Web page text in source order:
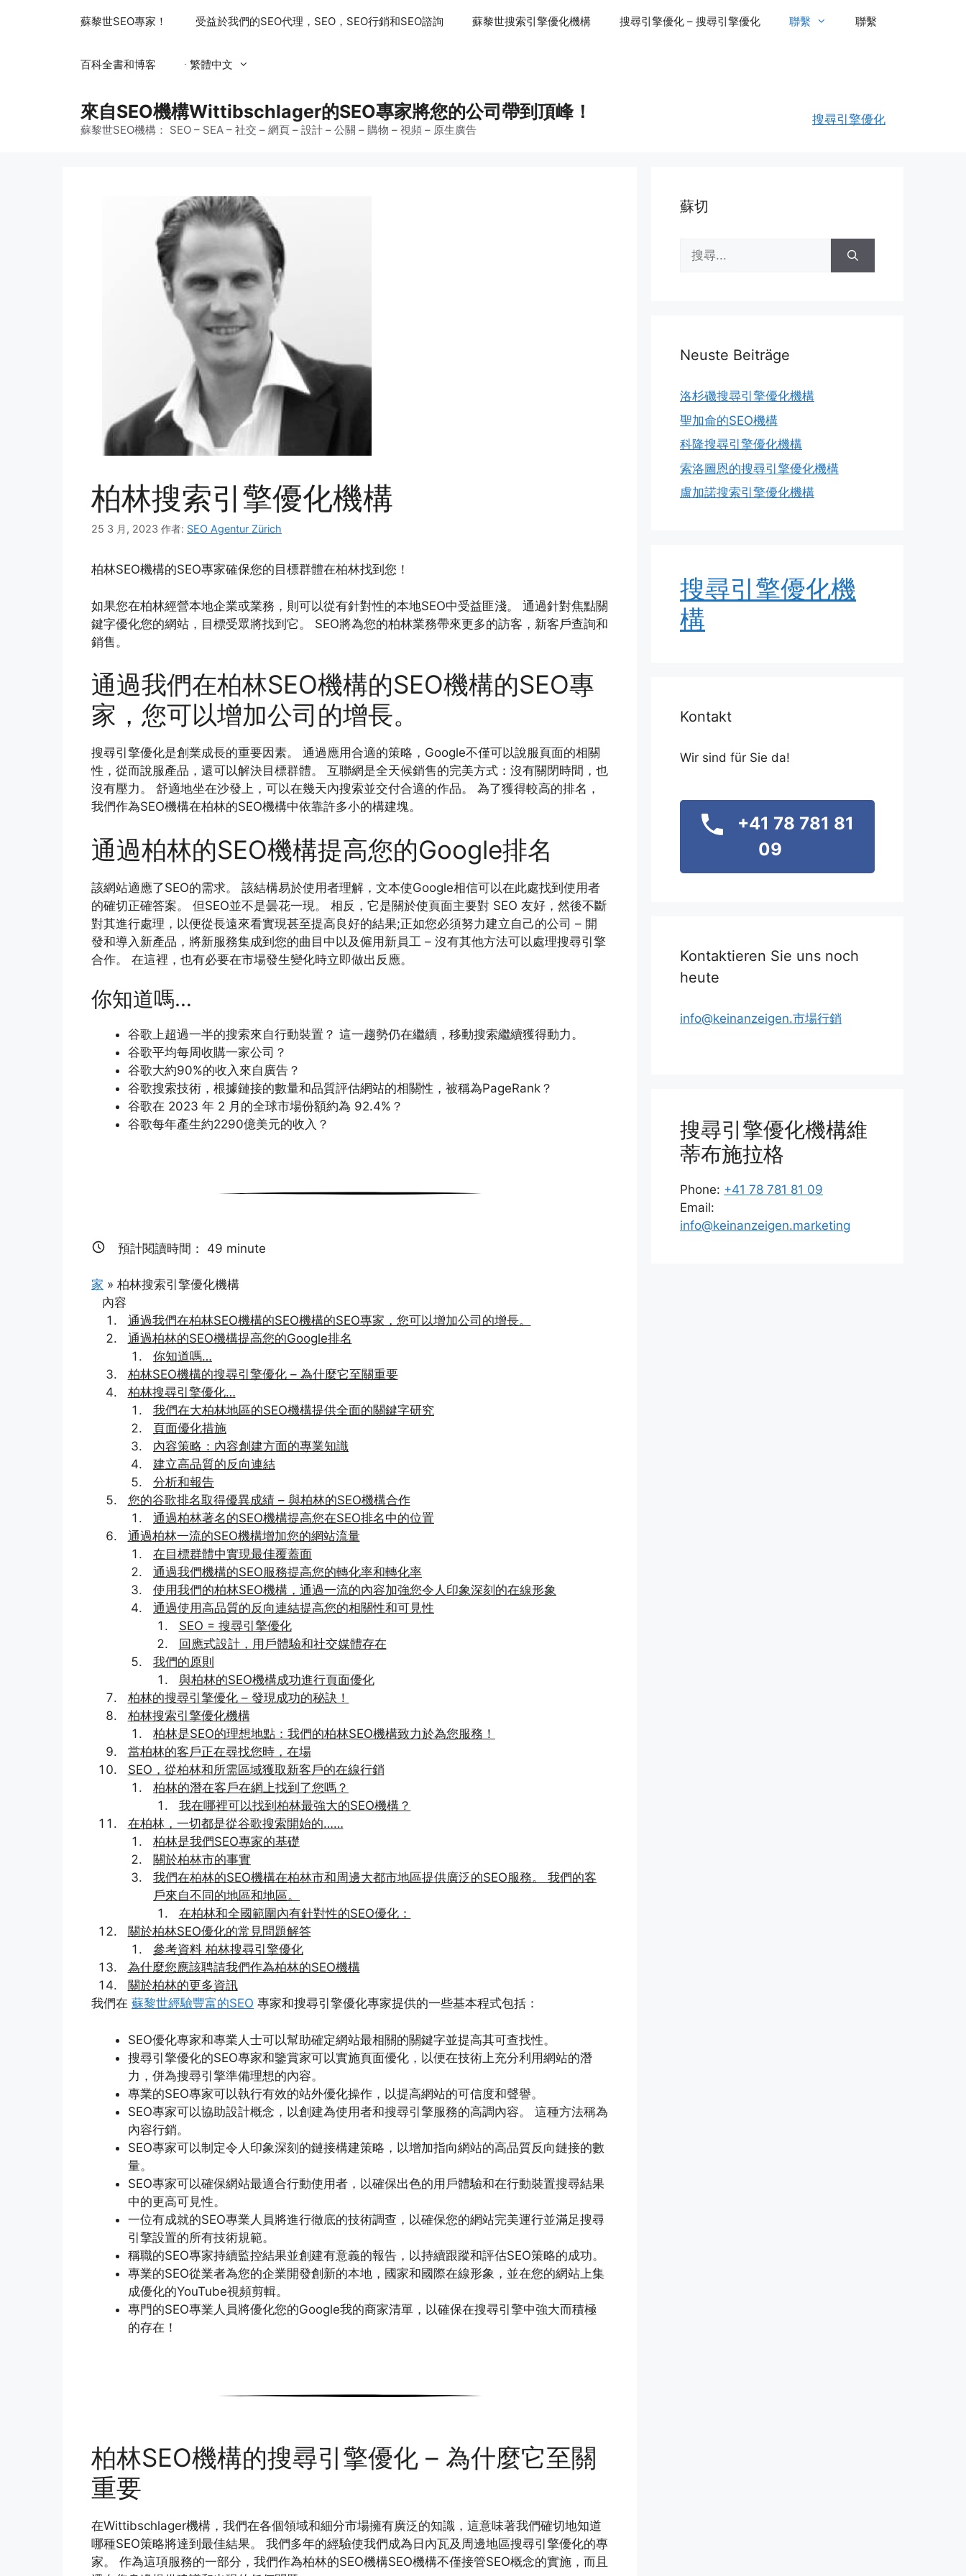
蘇黎世SEO專家！ 受益於我們的SEO代理，SEO，SEO行銷和SEO諮詢 蘇黎世搜索引擎優化機構 搜尋引擎優化 – 搜尋引擎優化 聯繫 聯繫
百科全書和博客 繁體中文
來自SEO機構Wittibschlager的SEO專家將您的公司帶到頂峰！
蘇黎世SEO機構： SEO – SEA – 社交 – 網頁 – 設計 – 公關 – 購物 – 視頻 – 原生廣告
搜尋引擎優化
柏林搜索引擎優化機構
25 3 月, 2023 作者: SEO Agentur Zürich
柏林SEO機構的SEO專家確保您的目標群體在柏林找到您！
如果您在柏林經營本地企業或業務，則可以從有針對性的本地SEO中受益匪淺。 通過針對焦點關
鍵字優化您的網站，目標受眾將找到它。 SEO將為您的柏林業務帶來更多的訪客，新客戶查詢和
銷售。
通過我們在柏林SEO機構的SEO機構的SEO專
家，您可以增加公司的增長。
搜尋引擎優化是創業成長的重要因素。 通過應用合適的策略，Google不僅可以說服頁面的相關
性，從而說服產品，還可以解決目標群體。 互聯網是全天候銷售的完美方式：沒有關閉時間，也
沒有壓力。 舒適地坐在沙發上，可以在幾天內搜索並交付合適的作品。 為了獲得較高的排名，
我們作為SEO機構在柏林的SEO機構中依靠許多小的構建塊。
通過柏林的SEO機構提高您的Google排名
該網站適應了SEO的需求。 該結構易於使用者理解，文本使Google相信可以在此處找到使用者
的確切正確答案。 但SEO並不是曇花一現。 相反，它是關於使頁面主要對 SEO 友好，然後不斷
對其進行處理，以便從長遠來看實現甚至提高良好的結果;正如您必須努力建立自己的公司 – 開
發和導入新產品，將新服務集成到您的曲目中以及僱用新員工 – 沒有其他方法可以處理搜尋引擎
合作。 在這裡，也有必要在市場發生變化時立即做出反應。
你知道嗎…
谷歌上超過一半的搜索來自行動裝置？ 這一趨勢仍在繼續，移動搜索繼續獲得動力。
谷歌平均每周收購一家公司？
谷歌大約90%的收入來自廣告？
谷歌搜索技術，根據鏈接的數量和品質評估網站的相關性，被稱為PageRank？
谷歌在 2023 年 2 月的全球市場份額約為 92.4%？
谷歌每年產生約2290億美元的收入？
預計閱讀時間： 49 minute
家 » 柏林搜索引擎優化機構
內容
通過我們在柏林SEO機構的SEO機構的SEO專家，您可以增加公司的增長。
通過柏林的SEO機構提高您的Google排名
你知道嗎…
柏林SEO機構的搜尋引擎優化 – 為什麼它至關重要
柏林搜尋引擎優化…
我們在大柏林地區的SEO機構提供全面的關鍵字研究
頁面優化措施
內容策略：內容創建方面的專業知識
建立高品質的反向連結
分析和報告
您的谷歌排名取得優異成績 – 與柏林的SEO機構合作
通過柏林著名的SEO機構提高您在SEO排名中的位置
通過柏林一流的SEO機構增加您的網站流量
在目標群體中實現最佳覆蓋面
通過我們機構的SEO服務提高您的轉化率和轉化率
使用我們的柏林SEO機構，通過一流的內容加強您令人印象深刻的在線形象
通過使用高品質的反向連結提高您的相關性和可見性
SEO = 搜尋引擎優化
回應式設計，用戶體驗和社交媒體存在
我們的原則
與柏林的SEO機構成功進行頁面優化
柏林的搜尋引擎優化 – 發現成功的秘訣！
柏林搜索引擎優化機構
柏林是SEO的理想地點：我們的柏林SEO機構致力於為您服務！
當柏林的客戶正在尋找您時，在場
SEO，從柏林和所需區域獲取新客戶的在線行銷
柏林的潛在客戶在網上找到了您嗎？
我在哪裡可以找到柏林最強大的SEO機構？
在柏林，一切都是從谷歌搜索開始的……
柏林是我們SEO專家的基礎
關於柏林市的事實
我們在柏林的SEO機構在柏林市和周邊大都市地區提供廣泛的SEO服務。 我們的客
戶來自不同的地區和地區。
在柏林和全國範圍內有針對性的SEO優化：
關於柏林SEO優化的常見問題解答
參考資料 柏林搜尋引擎優化
為什麼您應該聘請我們作為柏林的SEO機構
關於柏林的更多資訊
我們在 蘇黎世經驗豐富的SEO 專家和搜尋引擎優化專家提供的一些基本程式包括：
SEO優化專家和專業人士可以幫助確定網站最相關的關鍵字並提高其可查找性。
搜尋引擎優化的SEO專家和鑒賞家可以實施頁面優化，以便在技術上充分利用網站的潛
力，併為搜尋引擎準備理想的內容。
專業的SEO專家可以執行有效的站外優化操作，以提高網站的可信度和聲譽。
SEO專家可以協助設計概念，以創建為使用者和搜尋引擎服務的高調內容。 這種方法稱為
內容行銷。
SEO專家可以制定令人印象深刻的鏈接構建策略，以增加指向網站的高品質反向鏈接的數
量。
SEO專家可以確保網站最適合行動使用者，以確保出色的用戶體驗和在行動裝置搜尋結果
中的更高可見性。
一位有成就的SEO專業人員將進行徹底的技術調查，以確保您的網站完美運行並滿足搜尋
引擎設置的所有技術規範。
稱職的SEO專家持續監控結果並創建有意義的報告，以持續跟蹤和評估SEO策略的成功。
專業的SEO從業者為您的企業開發創新的本地，國家和國際在線形象，並在您的網站上集
成優化的YouTube視頻剪輯。
專門的SEO專業人員將優化您的Google我的商家清單，以確保在搜尋引擎中強大而積極
的存在！
柏林SEO機構的搜尋引擎優化 – 為什麼它至關
重要
在Wittibschlager機構，我們在各個領域和細分市場擁有廣泛的知識，這意味著我們確切地知道
哪種SEO策略將達到最佳結果。 我們多年的經驗使我們成為日內瓦及周邊地區搜尋引擎優化的專
家。 作為這項服務的一部分，我們作為柏林的SEO機構SEO機構不僅接管SEO概念的實施，而且
蘇切
尋:
Neuste Beiträge
洛杉磯搜尋引擎優化機構
聖加侖的SEO機構
科隆搜尋引擎優化機構
索洛圖恩的搜尋引擎優化機構
盧加諾搜索引擎優化機構
搜尋引擎優化機
構
Kontakt
Wir sind für Sie da!
+41 78 781 81
09
Kontaktieren Sie uns noch
heute
info@keinanzeigen.市場行銷
搜尋引擎優化機構維
蒂布施拉格
Phone: +41 78 781 81 09
Email:
info@keinanzeigen.marketing